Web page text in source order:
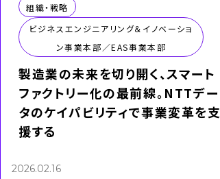
組織・戦略
ビジネスエンジニアリング＆イノベーショ
ン事業本部／EAS事業本部
製造業の未来を切り開く、スマート
ファクトリー化の最前線。NTTデー
タのケイパビリティで事業変革を支
援する
2026.02.16